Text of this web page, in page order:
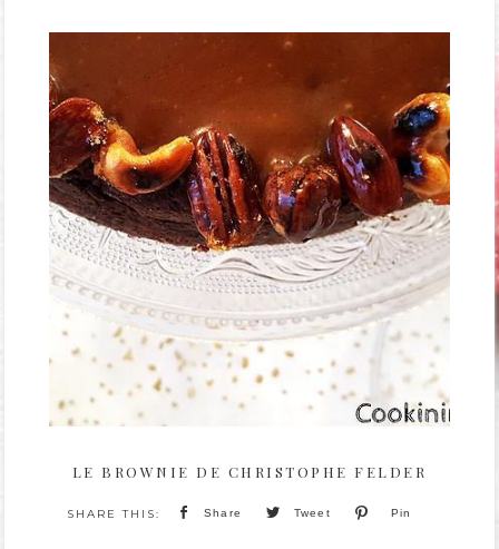
LE BROWNIE DE CHRISTOPHE FELDER
Share Tweet Pin